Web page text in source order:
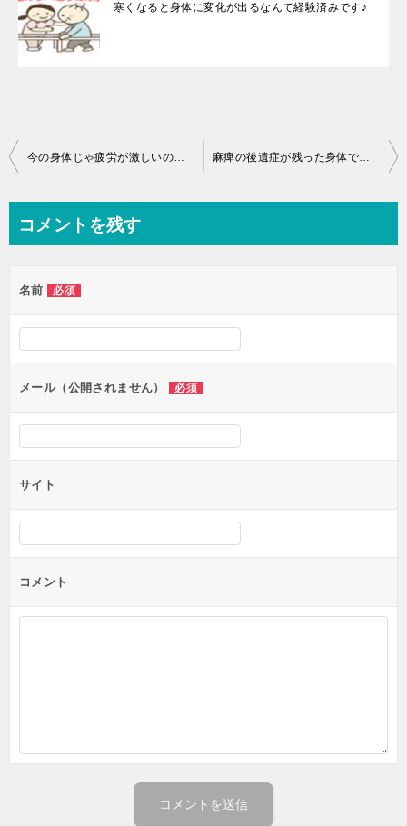
寒くなると身体に変化が出るなんて経験済みです♪
投
ビ
ー
シ
ン
今の身体じゃ疲労が激しいのは当然なんです♪ 麻痺の後遺症が残った身体での生活に慣れちゃっている♪
コメントを残す
名前 必須
メール（公開されません） 必須
サイト
コメント